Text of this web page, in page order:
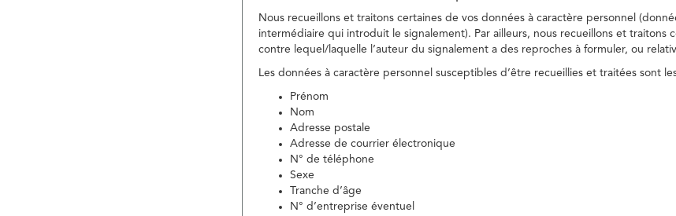
Nous recueillons et traitons certaines de vos données à caractère personnel
intermédiaire qui introduit le signalement). Par ailleurs, nous recueillons et traitons
contre lequel/laquelle l’auteur du signalement a des reproches à formuler, ou
Les données à caractère personnel susceptibles d’être recueillies et traitées sont
Prénom
Nom
Adresse postale
Adresse de courrier électronique
N° de téléphone
Sexe
Tranche d’âge
N° d’entreprise éventuel